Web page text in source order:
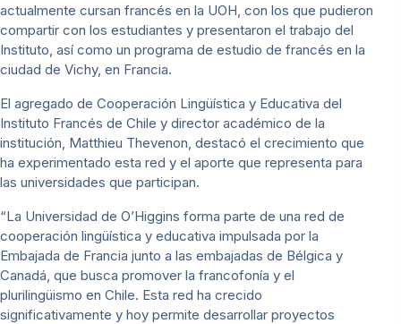
actualmente cursan francés en la UOH, con los que pudieron
compartir con los estudiantes y presentaron el trabajo del
Instituto, así como un programa de estudio de francés en la
ciudad de Vichy, en Francia.
El agregado de Cooperación Lingüística y Educativa del
Instituto Francés de Chile y director académico de la
institución, Matthieu Thevenon, destacó el crecimiento que
ha experimentado esta red y el aporte que representa para
las universidades que participan.
“La Universidad de O’Higgins forma parte de una red de
cooperación lingüística y educativa impulsada por la
Embajada de Francia junto a las embajadas de Bélgica y
Canadá, que busca promover la francofonía y el
plurilingüismo en Chile. Esta red ha crecido
significativamente y hoy permite desarrollar proyectos